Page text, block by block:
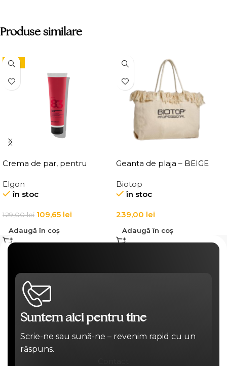
Produse similare
-15%
Crema de par, pentru
Affixx 83 Curl Creator
Cream
Elgon
în stoc
129,00lei 109,65 lei
Adaugă în coș
Geanta de plaja – BEIGE
Biotop
în stoc
239,00 lei
Adaugă în coș
Suntem aici pentru tine
Scrie-ne sau sună-ne – revenim rapid cu un
răspuns.